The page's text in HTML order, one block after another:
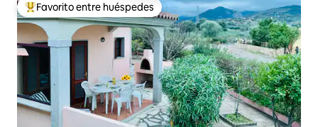
Favorito entre huéspedes preferido
Favorito entre huéspedes